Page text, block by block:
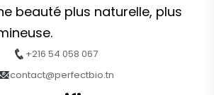
beauté plus naturelle, plus
+216 54 058 067
contact@perfectbio.tn